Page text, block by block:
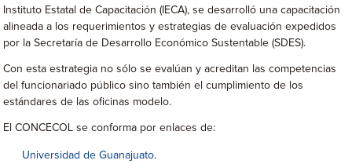
Instituto Estatal de Capacitación (IECA), se desarrolló una capacitación
alineada a los requerimientos y estrategias de evaluación expedidos
por la Secretaría de Desarrollo Económico Sustentable (SDES).
Con esta estrategia no sólo se evalúan y acreditan las competencias
del funcionariado público sino también el cumplimiento de los
estándares de las oficinas modelo.
El CONCECOL se conforma por enlaces de:
Universidad de Guanajuato.